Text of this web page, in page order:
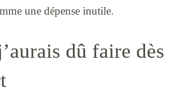
une dépense inutile.
dû faire dès